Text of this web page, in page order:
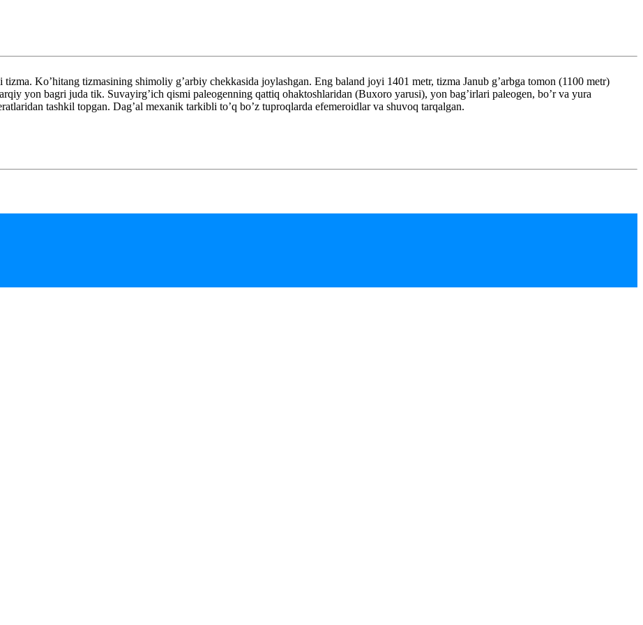
Ko’hitang tizmasining shimoliy g’arbiy chekkasida joylashgan. Eng baland joyi 1401 metr, tizma Janub g’arbga tomon (1100 metr)
yon bagri juda tik. Suvayirg’ich qismi paleogenning qattiq ohaktoshlaridan (Buxoro yarusi), yon bag’irlari paleogen, bo’r va yura
tashkil topgan. Dag’al mexanik tarkibli to’q bo’z tuproqlarda efemeroidlar va shuvoq tarqalgan.